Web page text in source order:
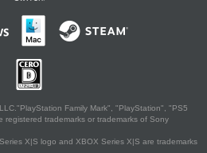
Family Mark", "PlayStation", "PS5
trademarks or trademarks of Sony
X|S logo and XBOX Series X|S are trademarks